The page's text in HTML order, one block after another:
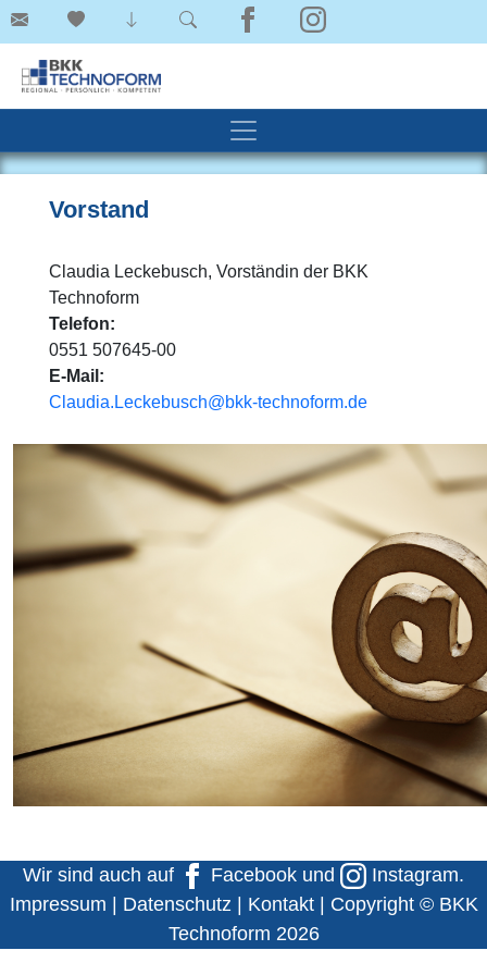
Vorstand
Claudia Leckebusch, Vorständin der BKK
Technoform
Telefon:
0551 507645-00
E-Mail:
Claudia.Leckebusch@bkk-technoform.de
Wir sind auch auf Facebook und Instagram.
Impressum
Datenschutz| Kontakt| Copyright © BKK
Technoform 2026